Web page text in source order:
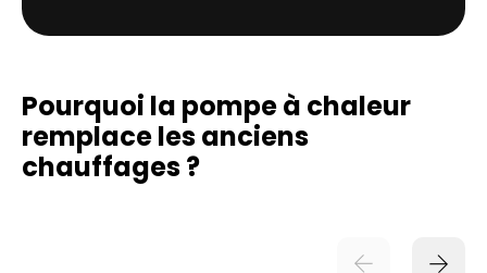
Pourquoi la pompe à chaleur
remplaceles anciens
chauffages ?